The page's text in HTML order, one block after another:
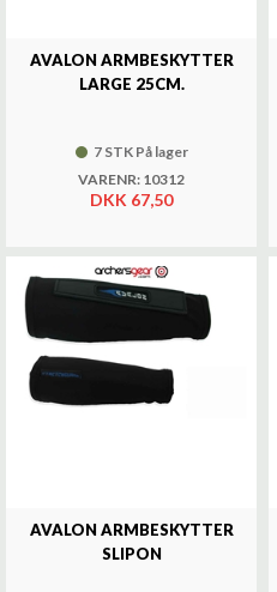
AVALON ARMBESKYTTER
LARGE 25CM.
7 STK På lager
VARENR: 10312
DKK 67,50
AVALON ARMBESKYTTER
SLIPON